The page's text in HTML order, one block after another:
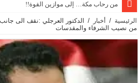
من رحاب مكة… إلى موازين القوة!!
الرئيسية / أخبار /
الدكتور العرجلي :نقف الى
من نصيب الشرفاء والمقدسات